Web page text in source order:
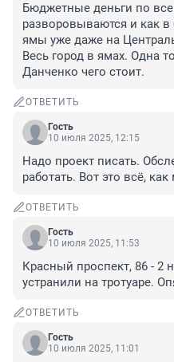
Бюджетные деньги по
разворовываются и как в
ямы уже даже на
Весь город в ямах. Одна
Данченко чего стоит.
ОТВЕТИТЬ
Гость
10 июля 2025, 12:15
Надо проект писать.
работать. Вот это всё,
ОТВЕТИТЬ
Гость
10 июля 2025, 11:53
Красный проспект, 86 - 2
устранили на тротуаре.
ОТВЕТИТЬ
Гость
10 июля 2025, 11:01